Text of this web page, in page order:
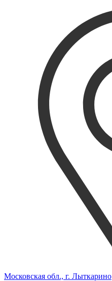
Московская обл., г. Лыткарино